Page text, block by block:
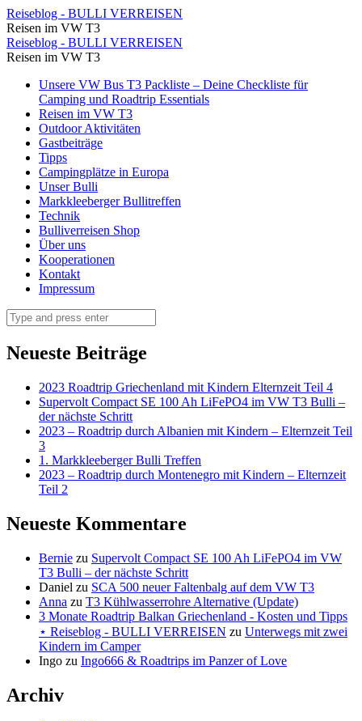
Nils
und
Franzi
(im
Hintergrund)
leihen
sich
ein
Boot
der
Strandbar
aus.
Reiseblog
-
BULLI
VERREISEN
Reiseblog - BULLI VERREISEN
Reisen im VW T3
Nils
und
Franzi
(im
Hintergrund)
leihen
sich
ein
Boot
der
Strandbar
aus.
⋆
Reiseblog
BULLI
VERREISEN
Reiseblog - BULLI VERREISEN
Reisen im VW T3
Skip
content
Unsere VW Bus T3 Packliste – Deine Checkliste für
Camping und Roadtrip Essentials
Reisen im VW T3
Outdoor Aktivitäten
Gastbeiträge
Tipps
Campingplätze in Europa
Unser Bulli
Markkleeberger Bullitreffen
Technik
Bulliverreisen Shop
Über uns
Kooperationen
Kontakt
Impressum
Search
Neueste Beiträge
2023 Roadtrip Griechenland mit Kindern Elternzeit Teil 4
Supervolt Compact SE 100 Ah LiFePO4 im VW T3 Bulli –
der nächste Schritt
2023 – Roadtrip durch Albanien mit Kindern – Elternzeit Teil
3
1. Markkleeberger Bulli Treffen
2023 – Roadtrip durch Montenegro mit Kindern – Elternzeit
Teil 2
Neueste Kommentare
Bernie zu Supervolt Compact SE 100 Ah LiFePO4 im VW
T3 Bulli – der nächste Schritt
Daniel zu SCA 500 neuer Faltenbalg auf dem VW T3
Anna zu T3 Kühlwasserrohre Alternative (Update)
3 Monate Roadtrip Balkan Griechenland - Kosten und Tipps
⋆ Reiseblog - BULLI VERREISEN zu Unterwegs mit zwei
Kindern im Camper
Ingo zu Ingo666 & Roadtrips im Panzer of Love
Archiv